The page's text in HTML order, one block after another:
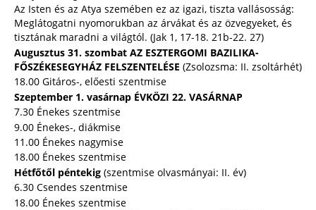
Az Isten és az Atya szemében ez az igazi, tiszta vallásosság:
Meglátogatni nyomorukban az árvákat és az özvegyeket, és
tisztának maradni a világtól. (Jak 1, 17-18. 21b-22. 27)
Augusztus 31. szombat AZ ESZTERGOMI BAZILIKA-
FŐSZÉKESEGYHÁZ FELSZENTELÉSE (Zsolozsma: II. zsoltárhét)
18.00 Gitáros-, előesti szentmise
Szeptember 1. vasárnap ÉVKÖZI 22. VASÁRNAP
7.30 Énekes szentmise
9.00 Énekes-, diákmise
11.00 Énekes nagymise
18.00 Énekes szentmise
Hétfőtől péntekig (szentmise olvasmányai: II. év)
6.30 Csendes szentmise
18.00 Énekes szentmise